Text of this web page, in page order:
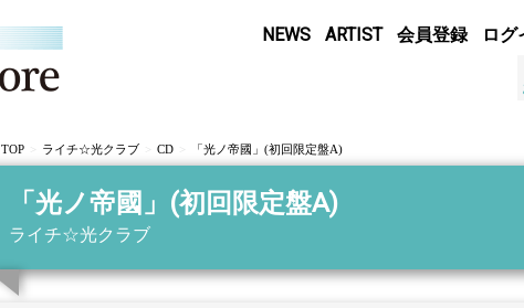
NEWS ARTIST 会員登録 ログ
TOP ライチ☆光クラブ CD 「光ノ帝國」(初回限定盤A)
「光ノ帝國」(初回限定盤A)
ライチ☆光クラブ